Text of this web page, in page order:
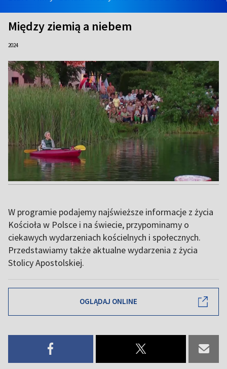
Między ziemią a niebem
2024
W programie podajemy najświeższe informacje z życia
Kościoła w Polsce i na świecie, przypominamy o
ciekawych wydarzeniach kościelnych i społecznych.
Przedstawiamy także aktualne wydarzenia z życia
Stolicy Apostolskiej.
OGLĄDAJ ONLINE